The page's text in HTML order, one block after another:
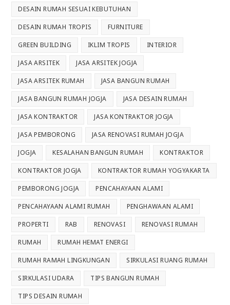
DESAIN RUMAH SESUAI KEBUTUHAN
DESAIN RUMAH TROPIS FURNITURE
GREEN BUILDING IKLIM TROPIS INTERIOR
JASA ARSITEK JASA ARSITEK JOGJA
JASA ARSITEK RUMAH JASA BANGUN RUMAH
JASA BANGUN RUMAH JOGJA JASA DESAIN RUMAH
JASA KONTRAKTOR JASA KONTRAKTOR JOGJA
JASA PEMBORONG JASA RENOVASI RUMAH JOGJA
JOGJA KESALAHAN BANGUN RUMAH KONTRAKTOR
KONTRAKTOR JOGJA KONTRAKTOR RUMAH YOGYAKARTA
PEMBORONG JOGJA PENCAHAYAAN ALAMI
PENCAHAYAAN ALAMI RUMAH PENGHAWAAN ALAMI
PROPERTI RAB RENOVASI RENOVASI RUMAH
RUMAH RUMAH HEMAT ENERGI
RUMAH RAMAH LINGKUNGAN SIRKULASI RUANG RUMAH
SIRKULASI UDARA TIPS BANGUN RUMAH
TIPS DESAIN RUMAH